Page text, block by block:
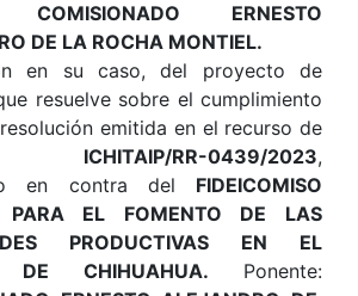
ERNESTO
DE LA ROCHA MONTIEL.
en su caso, del proyecto de
resuelve sobre el cumplimiento
emitida en el recurso de
RR-0439/2023,
en contra del FIDEICOMISO
PARA EL FOMENTO DE LAS
PRODUCTIVAS EN EL
DE CHIHUAHUA. Ponente: